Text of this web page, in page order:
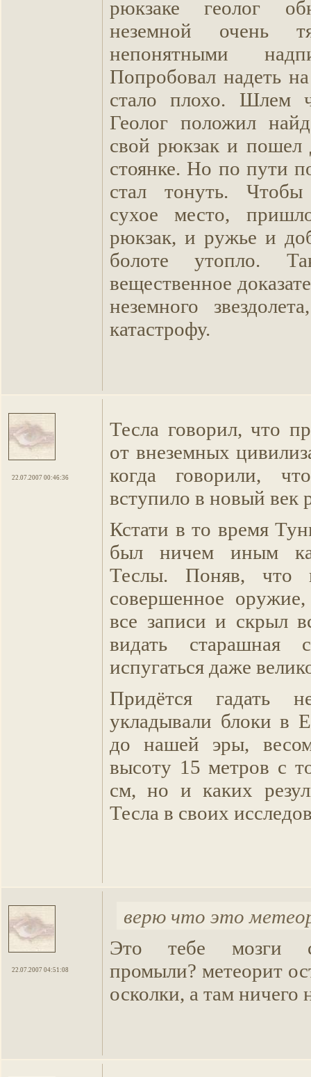
рюкзаке геолог
неземной очень
непонятными
Попробовал надеть
стало плохо. Шлем
Геолог положил
свой рюкзак и пошел
стоянке. Но по пути
стал тонуть.
сухое место,
рюкзак, и ружье и
болоте утопло.
вещественное
неземного
катастрофу.
22.07.2007 00:46:36
Тесла говорил, что
от внеземных
когда говорили,
вступило в новый век
Кстати в то время
был ничем иным
Теслы. Поняв, что
совершенное
все записи и скрыл
видать старашная
испугаться даже
Придётся гадать
укладывали блоки в
до нашей эры,
высоту 15 метров с
см, но и каких
Тесла в своих
22.07.2007 04:51:08
верю что это
Это тебе мозги
промыли? метеорит
осколки, а там ничего